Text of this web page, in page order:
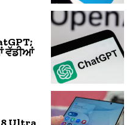
ਵੱਡੀਆਂ